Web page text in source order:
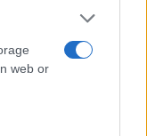
web or